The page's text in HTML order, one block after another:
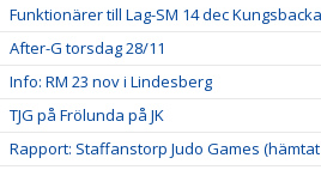
Funktionärer till Lag-SM 14 dec Kungsbacka
After-G torsdag 28/11
Info: RM 23 nov i Lindesberg
TJG på Frölunda på JK
Rapport: Staffanstorp Judo Games (hämtat